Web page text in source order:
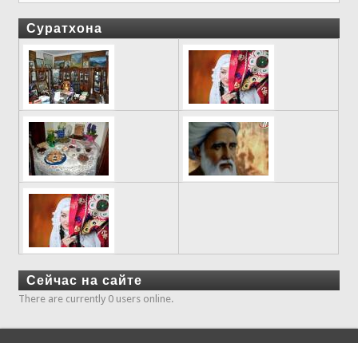
Суратхона
Сейчас на сайте
There are currently 0 users online.